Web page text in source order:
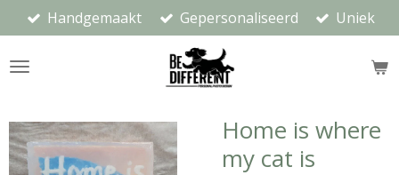
direct
naar
Handgemaakt Gepersonaliseerd Uniek
Home is where
my cat is